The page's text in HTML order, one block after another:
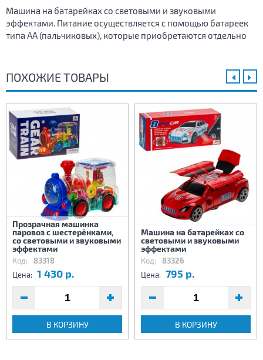
Машина на батарейках со световыми и звуковыми
эффектами. Питание осуществляется с помощью батареек
типа АА (пальчиковых), которые приобретаются отдельно
ПОХОЖИЕ ТОВАРЫ
Прозрачная машинка
паровоз с шестерёнками,
со световыми и звуковыми
эффектами
Код: 83318
Цена: 1 430 р.
В КОРЗИНУ
Машина на батарейках со
световыми и звуковыми
эффектами
Код: 83326
Цена: 795 р.
В КОРЗИНУ